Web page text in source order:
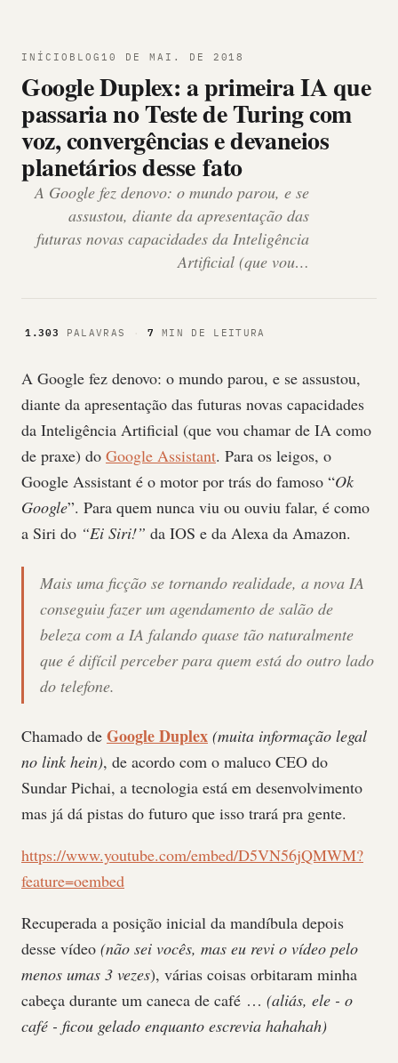
INÍCIO BLOG 10 DE MAI. DE 2018
Google Duplex: a primeira IA que
passaria no Teste de Turing com
voz, convergências e devaneios
planetários desse fato
A Google fez denovo: o mundo parou, e se
assustou, diante da apresentação das
futuras novas capacidades da Inteligência
Artificial (que vou…
1.303 PALAVRAS ·7 MIN DE LEITURA
A Google fez denovo: o mundo parou, e se assustou,
diante da apresentação das futuras novas capacidades
da Inteligência Artificial (que vou chamar de IA como
de praxe) do Google Assistant. Para os leigos, o
Google Assistant é o motor por trás do famoso “Ok
Google”. Para quem nunca viu ou ouviu falar, é como
a Siri do “Ei Siri!” da IOS e da Alexa da Amazon.
Mais uma ficção se tornando realidade, a nova IA
conseguiu fazer um agendamento de salão de
beleza com a IA falando quase tão naturalmente
que é difícil perceber para quem está do outro lado
do telefone.
Chamado de Google Duplex (muita informação legal
no link hein), de acordo com o maluco CEO do
Sundar Pichai, a tecnologia está em desenvolvimento
mas já dá pistas do futuro que isso trará pra gente.
https://www.youtube.com/embed/D5VN56jQMWM?
feature=oembed
Recuperada a posição inicial da mandíbula depois
desse vídeo (não sei vocês, mas eu revi o vídeo pelo
menos umas 3 vezes), várias coisas orbitaram minha
cabeça durante um caneca de café … (aliás, ele - o
café - ficou gelado enquanto escrevia hahahah)